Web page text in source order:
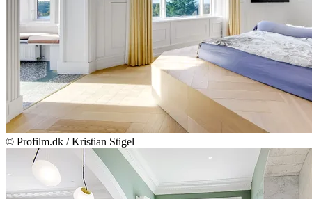
© Profilm.dk / Kristian Stigel